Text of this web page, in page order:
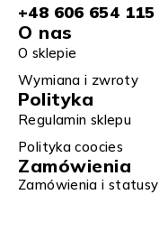
+48 606 654 115
O nas
O sklepie
Wymiana i zwroty​
Polityka
Regulamin sklepu​
Polityka coocies
Zamówienia
Zamówienia i statusy